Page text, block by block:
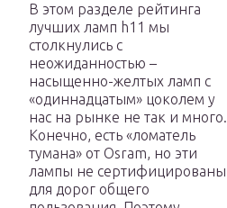
В этом разделе рейтинга
лучших ламп h11 мы
столкнулись с
неожиданностью –
насыщенно-желтых ламп с
«одиннадцатым» цоколем у
нас на рынке не так и много.
Конечно, есть «ломатель
тумана» от Osram, но эти
лампы не сертифицированы
для дорог общего